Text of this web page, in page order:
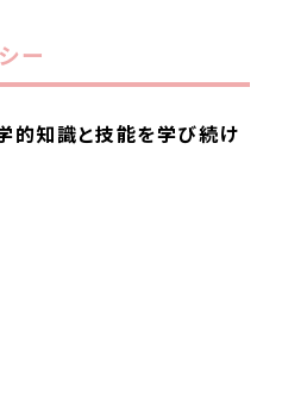
ー
識と技能を学び続け